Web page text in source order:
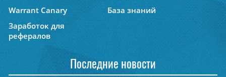
Warrant Canary
База знаний
Заработок для
рефералов
Последние новости